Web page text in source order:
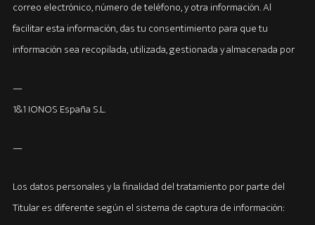
correo electrónico, número de teléfono, y otra información. Al
facilitar esta información, das tu consentimiento para que tu
información sea recopilada, utilizada, gestionada y almacenada por
—
1&1 IONOS España S.L.
—
Los datos personales y la finalidad del tratamiento por parte del
Titular es diferente según el sistema de captura de información: